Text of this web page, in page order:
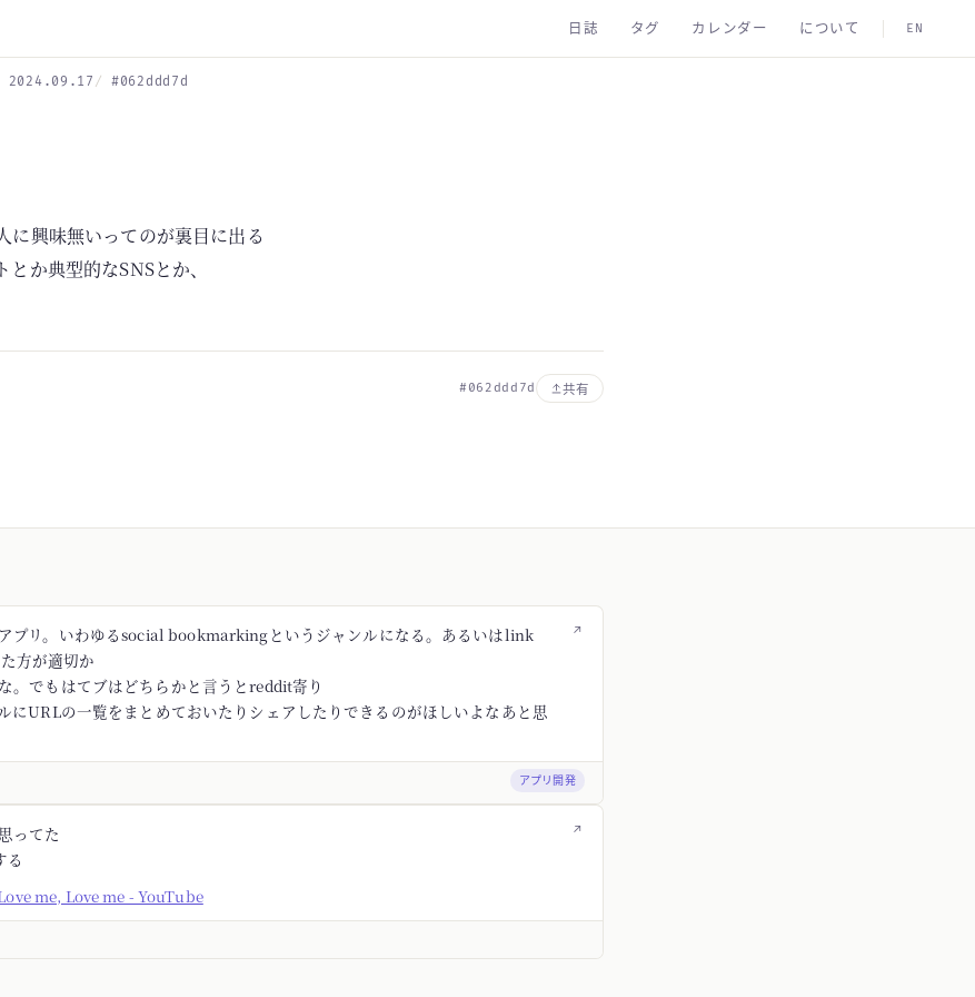
日誌 タグ カレンダー について EN
2024.09.17 #062ddd7d
に興味無いってのが裏目に出る
か典型的なSNSとか、
#062ddd7d 共有
↗
プリ。いわゆるsocial bookmarkingというジャンルになる。あるいはlink
方が適切か
。でもはてブはどちらかと言うとreddit寄り
にURLの一覧をまとめておいたりシェアしたりできるのがほしいよなあと思
アプリ開発
↗
ってた
る
me, Love me - YouTube